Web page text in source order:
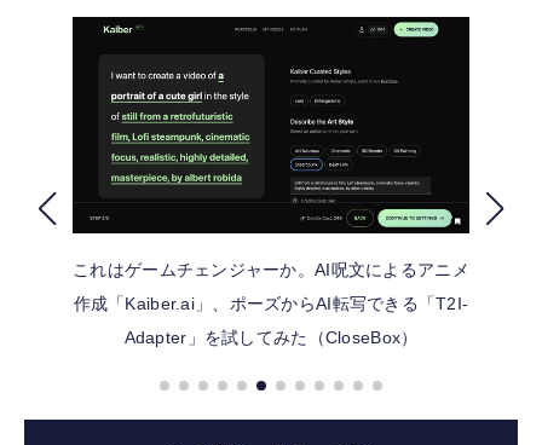
カルチャー
公式ストア
FOLLOW US
これはゲームチェンジャーか。AI呪文によるアニメ
作成「Kaiber.ai」、ポーズからAI転写できる「T2I-
Adapter」を試してみた（CloseBox）